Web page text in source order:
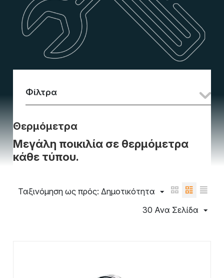
Φίλτρα
Θερμόμετρα
Μεγάλη ποικιλία σε θερμόμετρα
κάθε τύπου.
Ταξινόμηση ως πρός: Δημοτικότητα
30 Ανα Σελίδα